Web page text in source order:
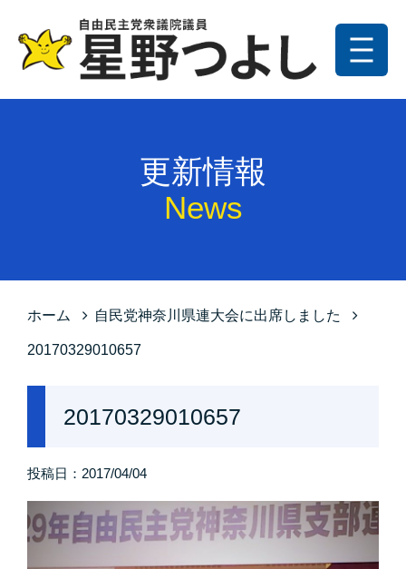
メニュー
トップ
プロフィール
星野の政策
お問い合わせ
サイトマップ
プライバシーポリシー
更新情報
News
ホーム 自民党神奈川県連大会に出席しました
20170329010657
20170329010657
投稿日： 2017/04/04